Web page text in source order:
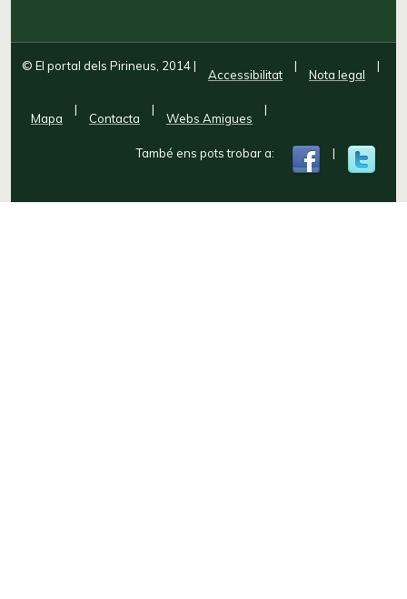
© El portal dels Pirineus, 2014|
Accessibilitat
|
Nota legal
|
Mapa
|
Contacta
|
Webs Amigues
|
També ens pots trobar a: |